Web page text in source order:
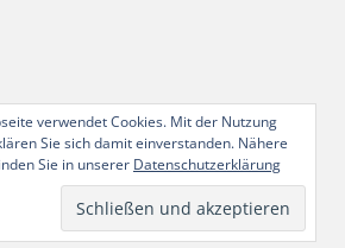
verwendet Cookies. Mit der Nutzung
Sie sich damit einverstanden. Nähere
Sie in unserer Datenschutzerklärung